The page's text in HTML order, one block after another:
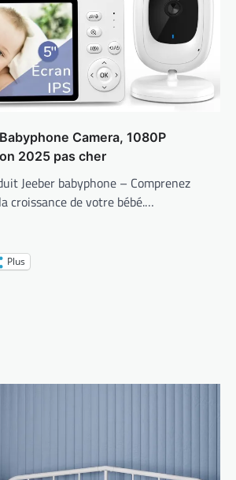
Camera, 1080P
2025 pas cher
Jeeber babyphone – Comprenez
croissance de votre bébé.…
Plus